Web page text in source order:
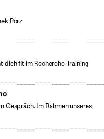
Porz
dich fit im Recherche-Training
Gespräch. Im Rahmen unseres